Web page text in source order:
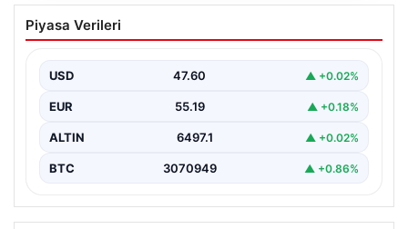
Üsküdar Belediyesi’nde başkanvekili
Sibel Tan Çetinkaya oldu
Piyasa Verileri
USD 47.60 ▲ +0.02%
EUR 55.19 ▲ +0.18%
ALTIN 6497.1 ▲ +0.02%
BTC 3070949 ▲ +0.86%